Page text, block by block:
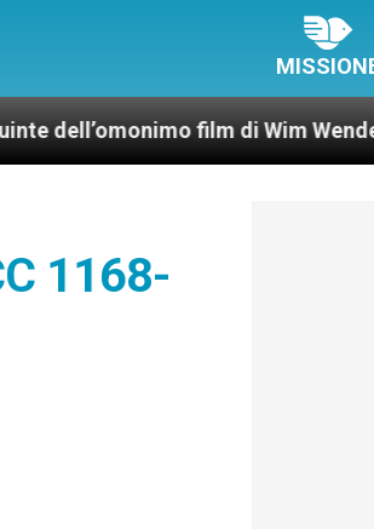
film di Wim Wenders
1168-